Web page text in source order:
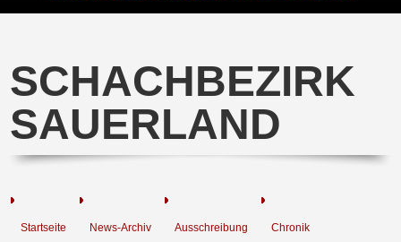
SCHACHBEZIRK
SAUERLAND
Startseite News-Archiv Ausschreibung Chronik